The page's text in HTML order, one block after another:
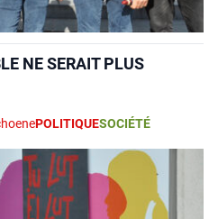
NE SERAIT PLUS
POLITIQUESOCIÉTÉ